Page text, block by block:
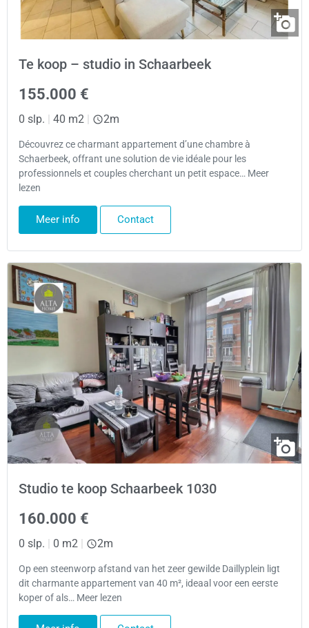
Te koop – studio in Schaarbeek
155.000 €
0 slp. | 40 m2 | 2m
Découvrez ce charmant appartement d’une chambre à
Schaerbeek, offrant une solution de vie idéale pour les
professionnels et couples cherchant un petit espace… Meer
lezen
Meer info Contact
Studio te koop Schaarbeek 1030
160.000 €
0 slp. | 0 m2 | 2m
Op een steenworp afstand van het zeer gewilde Daillyplein ligt
dit charmante appartement van 40 m², ideaal voor een eerste
koper of als… Meer lezen